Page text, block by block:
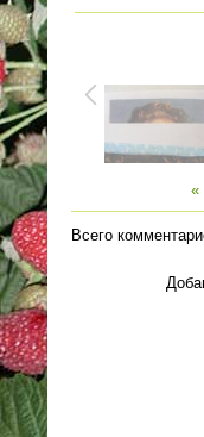
«
Всего